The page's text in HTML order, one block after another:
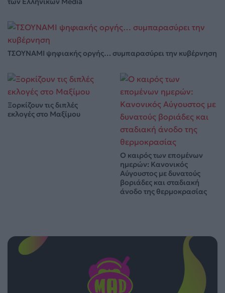
ΤΣΟΥΝΑΜΙ ψηφιακής οργής… συμπαρασύρει την κυβέρνηση
Ξορκίζουν τις διπλές
εκλογές στο Μαξίμου
Ο καιρός των επομένων
ημερών: Κανονικός
Αύγουστος με δυνατούς
βοριάδες και σταδιακή
άνοδο της θερμοκρασίας